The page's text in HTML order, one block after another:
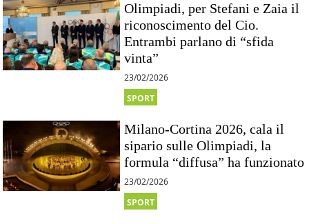
Olimpiadi, per Stefani e Zaia il
riconoscimento del Cio.
Entrambi parlano di “sfida
vinta”
23/02/2026
SPORT
Milano-Cortina 2026, cala il
sipario sulle Olimpiadi, la
formula “diffusa” ha funzionato
23/02/2026
SPORT